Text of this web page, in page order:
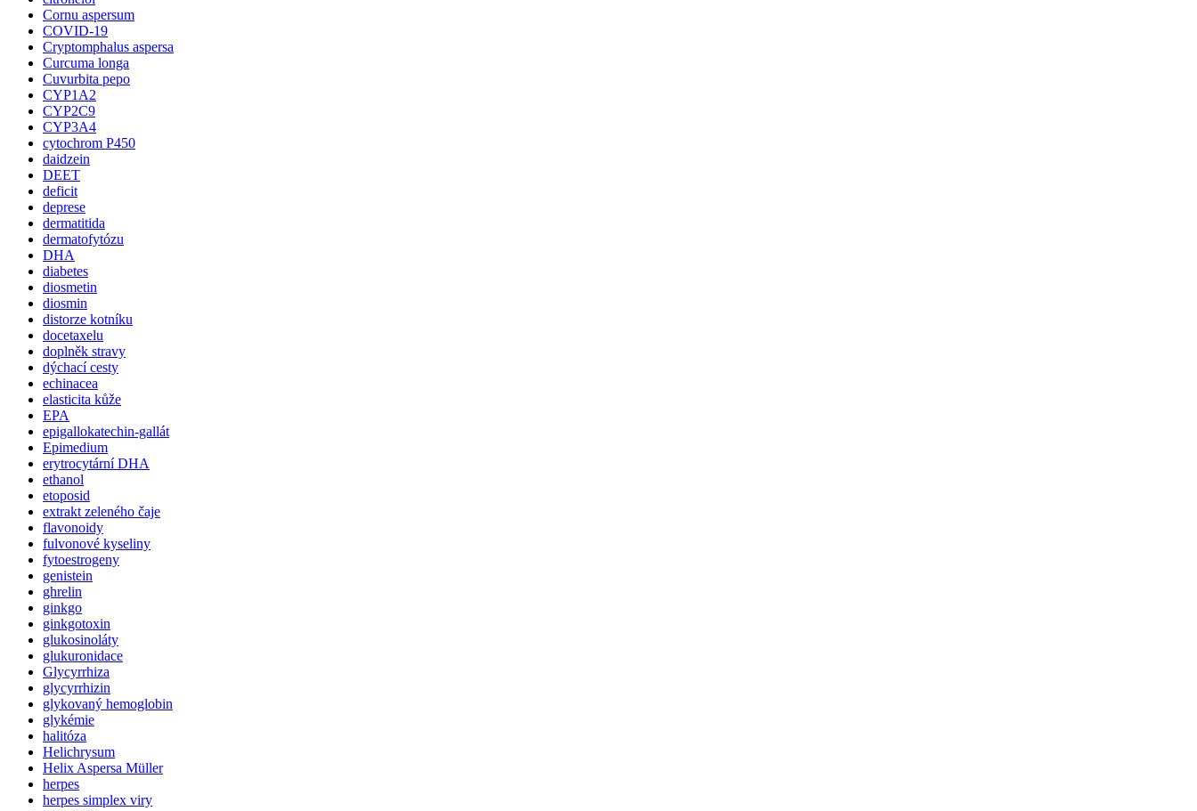
Cornu aspersum
COVID-19
Cryptomphalus aspersa
Curcuma longa
Cuvurbita pepo
CYP1A2
CYP2C9
CYP3A4
cytochrom P450
daidzein
DEET
deficit
deprese
dermatitida
dermatofytózu
DHA
diabetes
diosmetin
diosmin
distorze kotníku
docetaxelu
doplněk stravy
dýchací cesty
echinacea
elasticita kůže
EPA
epigallokatechin-gallát
Epimedium
erytrocytární DHA
ethanol
etoposid
extrakt zeleného čaje
flavonoidy
fulvonové kyseliny
fytoestrogeny
genistein
ghrelin
ginkgo
ginkgotoxin
glukosinoláty
glukuronidace
Glycyrrhiza
glycyrrhizin
glykovaný hemoglobin
glykémie
halitóza
Helichrysum
Helix Aspersa Müller
herpes
herpes simplex viry